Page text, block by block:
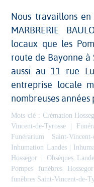
Nous travaillons
MARBRERIE
locaux que les
route de Bayonne à
aussi au 11 rue
entreprise locale
nombreuses années
Mots-clé : Crémation
Vincent-de-Tyrosse
Funérarium Saint-Vincent-
Inhumation Landes|
Hossegor
Obsèques
Pompes funèbres Hossegor
funèbres Saint-Vincent-de-